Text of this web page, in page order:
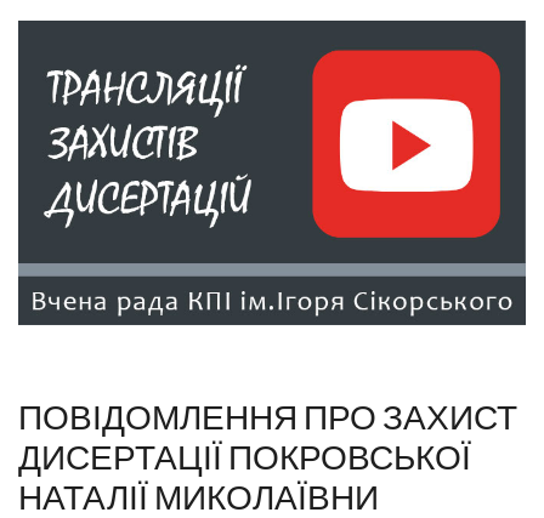
ПОВІДОМЛЕННЯ ПРО ЗАХИСТ
ДИСЕРТАЦІЇ ПОКРОВСЬКОЇ
НАТАЛІЇ МИКОЛАЇВНИ